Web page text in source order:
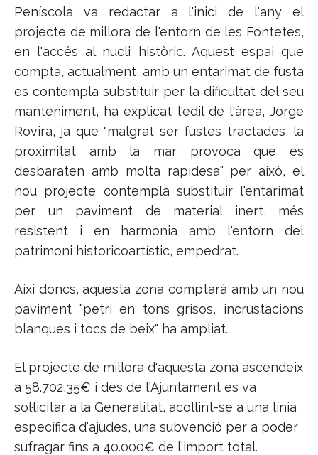
Peníscola va redactar a l'inici de l'any el
projecte de millora de l'entorn de les Fontetes,
en l'accés al nucli històric. Aquest espai que
compta, actualment, amb un entarimat de fusta
es contempla substituir per la dificultat del seu
manteniment, ha explicat l'edil de l'àrea, Jorge
Rovira, ja que "malgrat ser fustes tractades, la
proximitat amb la mar provoca que es
desbaraten amb molta rapidesa" per això, el
nou projecte contempla substituir l'entarimat
per un paviment de material inert, més
resistent i en harmonia amb l'entorn del
patrimoni historicoartístic, empedrat.
Així doncs, aquesta zona comptarà amb un nou
paviment "petri en tons grisos, incrustacions
blanques i tocs de beix" ha ampliat.
El projecte de millora d'aquesta zona ascendeix
a 58.702,35€ i des de l'Ajuntament es va
sol·licitar a la Generalitat, acollint-se a una línia
específica d'ajudes, una subvenció per a poder
sufragar fins a 40.000€ de l'import total.